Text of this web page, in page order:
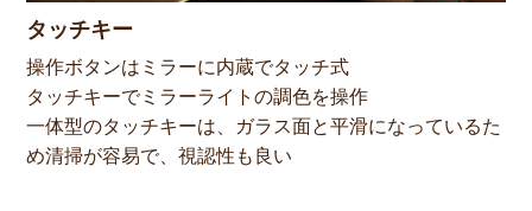
タッチキー
操作ボタンはミラーに内蔵でタッチ式
タッチキーでミラーライトの調色を操作
一体型のタッチキーは、ガラス面と平滑になっているた
め清掃が容易で、視認性も良い